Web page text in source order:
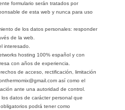
formulario serán tratados por
de esta web y nunca para uso
de los datos personales: responder
de la web.
interesado.
hosting 100% español y con
con años de experiencia.
de acceso, rectificación, limitación
así como el
ante una autoridad de control.
datos de carácter personal que
podrá tener como